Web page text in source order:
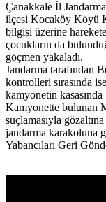
Çanakkale İl
ilçesi Kocaköy Köyü
bilgisi üzerine
çocukların da
göçmen yakaladı.
Jandarma tarafından
kontrolleri sırasında
kamyonetin
Kamyonette bulunan
suçlamasıyla
jandarma karakoluna
Yabancıları Geri